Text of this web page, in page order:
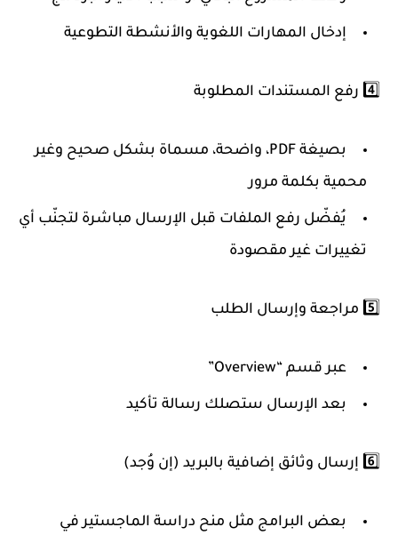
إدخال المهارات اللغوية والأنشطة التطوعية
4️⃣ رفع المستندات المطلوبة
بصيغة PDF، واضحة، مسماة بشكل صحيح وغير
محمية بكلمة مرور
يُفضّل رفع الملفات قبل الإرسال مباشرة لتجنّب أي
تغييرات غير مقصودة
5️⃣ مراجعة وإرسال الطلب
عبر قسم “Overview”
بعد الإرسال ستصلك رسالة تأكيد
6️⃣ إرسال وثائق إضافية بالبريد (إن وُجد)
بعض البرامج مثل منح دراسة الماجستير في